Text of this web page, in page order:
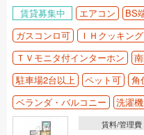
賃貸募集中 エアコン BS
ガスコンロ可
ＩＨクッキン
ＴＶモニタ付インターホン
駐車場2台以上
ペット可 角
ベランダ・バルコニー
洗濯
賃料/管理費